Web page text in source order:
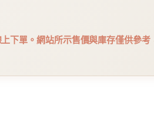
下單。網站所示售價與庫存僅供參